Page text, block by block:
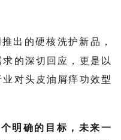
出的硬核洗护新品，
的深切回应，更是以
业对头皮油屑痒功效型
明确的目标，未来一